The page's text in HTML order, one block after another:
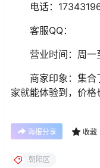
电话：
客服QQ：
营业时间：周
商家印象：集
家就能体验到，价格
海报分享 收藏
朝阳区